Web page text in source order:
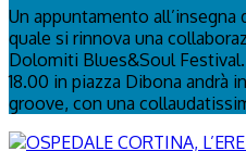
Un appuntamento
quale si rinnova una
Dolomiti Blues&Soul
18.00 in piazza Dibona andrà
groove, con una